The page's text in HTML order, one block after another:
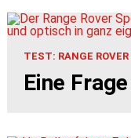
TEST: RANGE
Eine